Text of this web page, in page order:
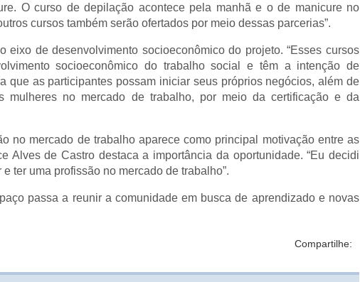
O curso de depilação acontece pela manhã e o de manicure no
cursos também serão ofertados por meio dessas parcerias”.
eixo de desenvolvimento socioeconômico do projeto. “Esses cursos
socioeconômico do trabalho social e têm a intenção de
que as participantes possam iniciar seus próprios negócios, além de
mulheres no mercado de trabalho, por meio da certificação e da
no mercado de trabalho aparece como principal motivação entre as
Alves de Castro destaca a importância da oportunidade. “Eu decidi
ter uma profissão no mercado de trabalho”.
passa a reunir a comunidade em busca de aprendizado e novas
Compartilhe: